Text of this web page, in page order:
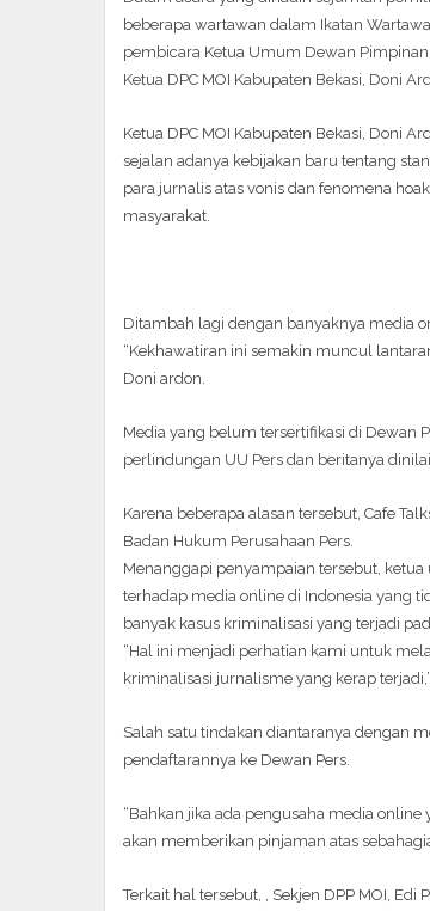
beberapa wartawan dalam Ikatan
pembicara Ketua Umum Dewan Pimpinan
Ketua DPC MOI Kabupaten Bekasi, Doni
Ketua DPC MOI Kabupaten Bekasi, Doni
sejalan adanya kebijakan baru tentang
para jurnalis atas vonis dan fenomena
masyarakat.
Ditambah lagi dengan banyaknya media
“Kekhawatiran ini semakin muncul
Doni ardon.
Media yang belum tersertifikasi di Dewan
perlindungan UU Pers dan beritanya
Karena beberapa alasan tersebut, Cafe
Badan Hukum Perusahaan Pers.
Menanggapi penyampaian tersebut,
terhadap media online di Indonesia yang
banyak kasus kriminalisasi yang terjadi
“Hal ini menjadi perhatian kami untuk
kriminalisasi jurnalisme yang kerap
Salah satu tindakan diantaranya dengan
pendaftarannya ke Dewan Pers.
“Bahkan jika ada pengusaha media
akan memberikan pinjaman atas
Terkait hal tersebut, , Sekjen DPP MOI,